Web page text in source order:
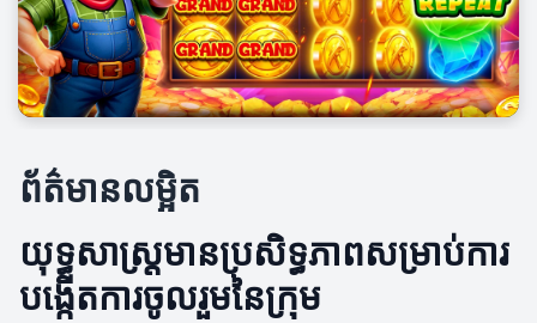
ព័ត៌មានលម្អិត
យុទ្ធសាស្រ្តមានប្រសិទ្ធភាពសម្រាប់ការ
បង្កើតការចូលរួមនៃក្រុម